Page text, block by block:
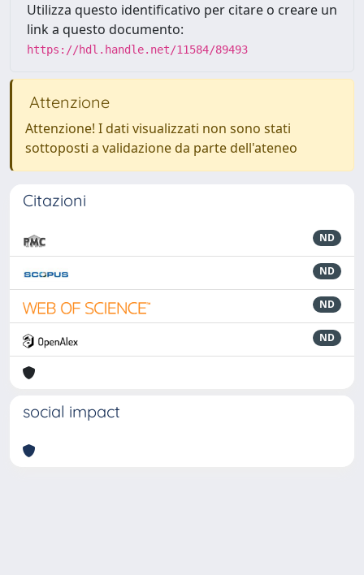
Utilizza questo identificativo per citare o creare un
link a questo documento:
https://hdl.handle.net/11584/89493
Attenzione
Attenzione! I dati visualizzati non sono stati
sottoposti a validazione da parte dell'ateneo
Citazioni
ND
ND
ND
ND
social impact